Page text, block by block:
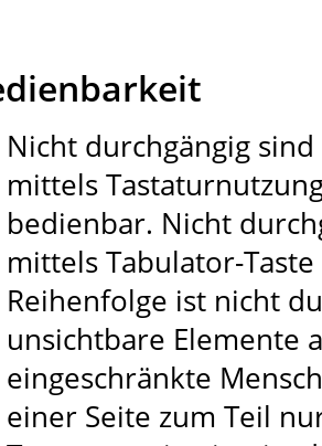
Nicht durchgängig
mittels
bedienbar. Nicht
mittels Tabulator-
Reihenfolge ist nicht
unsichtbare Elemente
eingeschränkte
einer Seite zum Teil